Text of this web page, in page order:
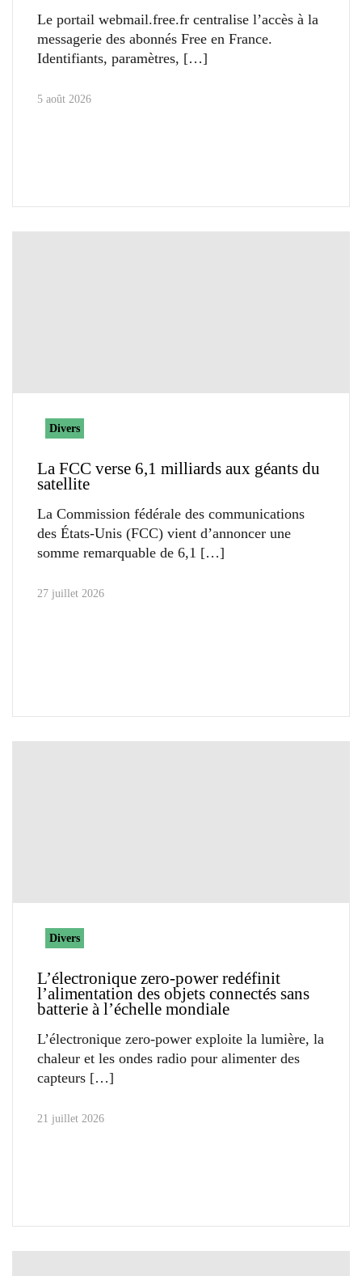
Le portail webmail.free.fr centralise l’accès à la
messagerie des abonnés Free en France.
Identifiants, paramètres,
5 août 2026
Divers
La FCC verse 6,1 milliards aux géants du
satellite
La Commission fédérale des communications
des États-Unis (FCC) vient d’annoncer une
somme remarquable de 6,1
27 juillet 2026
Divers
L’électronique zero-power redéfinit
l’alimentation des objets connectés sans
batterie à l’échelle mondiale
L’électronique zero-power exploite la lumière, la
chaleur et les ondes radio pour alimenter des
capteurs
21 juillet 2026